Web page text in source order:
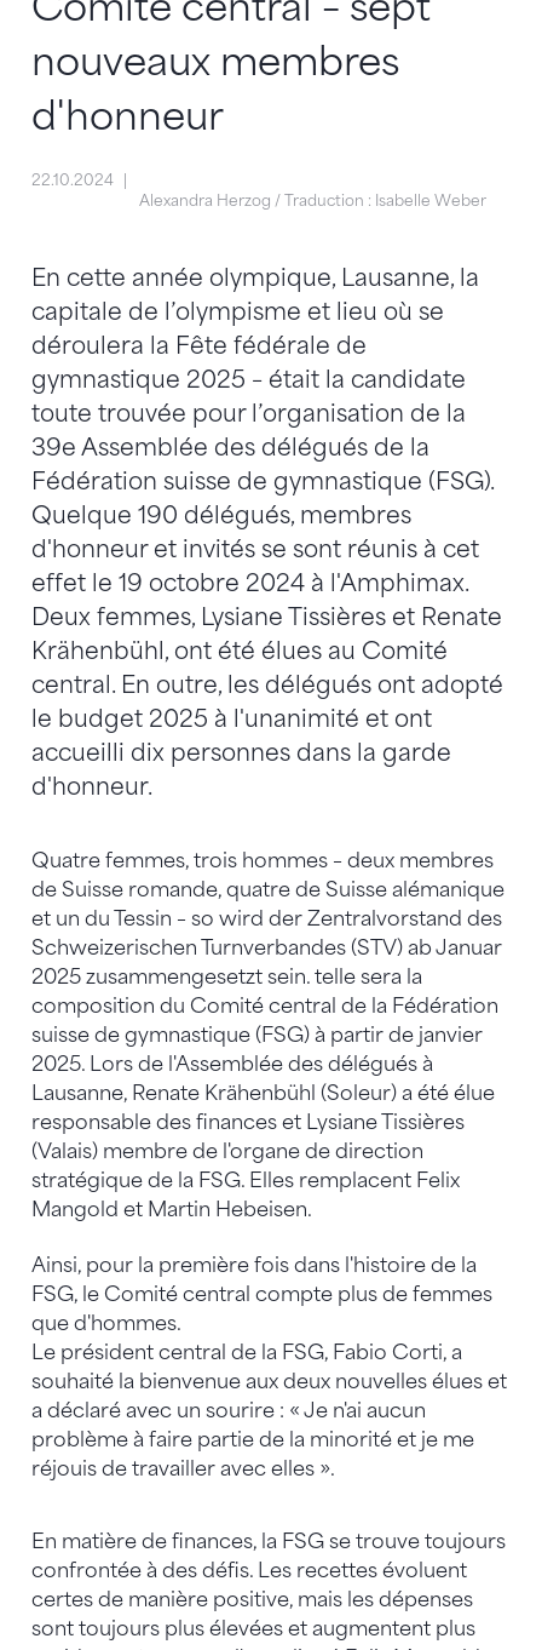
nouveaux membres
d'honneur
22.10.2024
Alexandra Herzog / Traduction : Isabelle Weber
En cette année olympique, Lausanne, la
capitale de l’olympisme et lieu où se
déroulera la Fête fédérale de
gymnastique 2025 – était la candidate
toute trouvée pour l’organisation de la
39e Assemblée des délégués de la
Fédération suisse de gymnastique (FSG).
Quelque 190 délégués, membres
d'honneur et invités se sont réunis à cet
effet le 19 octobre 2024 à l'Amphimax.
Deux femmes, Lysiane Tissières et Renate
Krähenbühl, ont été élues au Comité
central. En outre, les délégués ont adopté
le budget 2025 à l'unanimité et ont
accueilli dix personnes dans la garde
d'honneur.
Quatre femmes, trois hommes – deux membres
de Suisse romande, quatre de Suisse alémanique
et un du Tessin – so wird der Zentralvorstand des
Schweizerischen Turnverbandes (STV) ab Januar
2025 zusammengesetzt sein. telle sera la
composition du Comité central de la Fédération
suisse de gymnastique (FSG) à partir de janvier
2025. Lors de l'Assemblée des délégués à
Lausanne, Renate Krähenbühl (Soleur) a été élue
responsable des finances et Lysiane Tissières
(Valais) membre de l'organe de direction
stratégique de la FSG. Elles remplacent Felix
Mangold et Martin Hebeisen.
Ainsi, pour la première fois dans l'histoire de la
FSG, le Comité central compte plus de femmes
que d'hommes.
Le président central de la FSG, Fabio Corti, a
souhaité la bienvenue aux deux nouvelles élues et
a déclaré avec un sourire : « Je n'ai aucun
problème à faire partie de la minorité et je me
réjouis de travailler avec elles ».
En matière de finances, la FSG se trouve toujours
confrontée à des défis. Les recettes évoluent
certes de manière positive, mais les dépenses
sont toujours plus élevées et augmentent plus